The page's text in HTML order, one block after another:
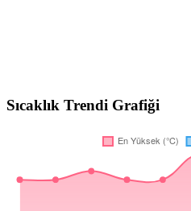
Sıcaklık Trendi Grafiği